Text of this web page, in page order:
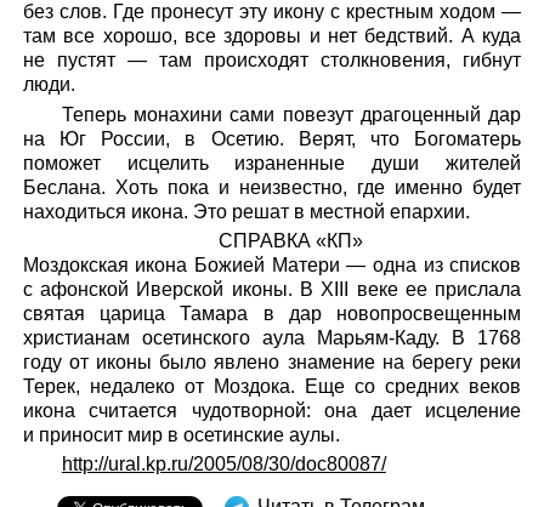
без слов. Где пронесут эту икону с крестным ходом —
там все хорошо, все здоровы и нет бедствий. А куда
не пустят — там происходят столкновения, гибнут
люди.
Теперь монахини сами повезут драгоценный дар
на Юг России, в Осетию. Верят, что Богоматерь
поможет исцелить израненные души жителей
Беслана. Хоть пока и неизвестно, где именно будет
находиться икона. Это решат в местной епархии.
СПРАВКА «КП»
Моздокская икона Божией Матери — одна из списков
с афонской Иверской иконы. В XIII веке ее прислала
святая царица Тамара в дар новопросвещенным
христианам осетинского аула Марьям-Каду. В 1768
году от иконы было явлено знамение на берегу реки
Терек, недалеко от Моздока. Еще со средних веков
икона считается чудотворной: она дает исцеление
и приносит мир в осетинские аулы.
http://ural.kp.ru/2005/08/30/doc80087/